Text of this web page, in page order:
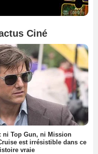
Ciné
ni Top Gun, ni Mission
est irrésistible dans ce
vraie